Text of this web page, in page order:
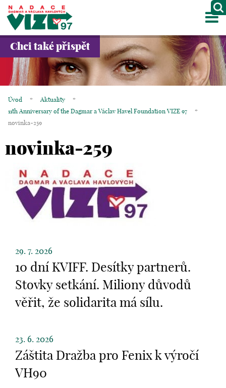
O NÁS
PROJEKTY
GALERIE
KONTAKTY
KOŠÍK
Chci také přispět
Úvod * Aktuality
*
11th Anniversary of the Dagmar a Václav Havel Foundation VIZE 97
*
novinka-259
novinka-259
29. 7. 2026
10 dní KVIFF. Desítky partnerů.
Stovky setkání. Miliony důvodů
věřit, že solidarita má sílu.
23. 6. 2026
Záštita Dražba pro Fenix k výročí
VH90